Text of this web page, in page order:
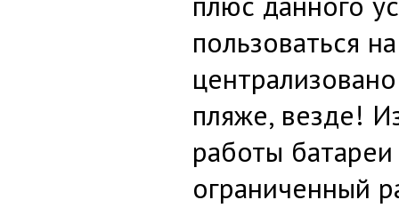
пользоваться
пляже, везде!
работы
ограниченный